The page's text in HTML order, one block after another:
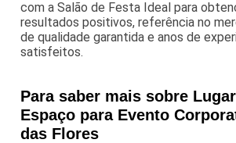
com a Salão de Festa Ideal para
resultados positivos, referência no
de qualidade garantida e anos de
satisfeitos.
Para saber mais sobre
Espaço para Evento
das Flores